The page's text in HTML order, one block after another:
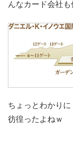
んなカード会社も
ちょっとわかり
彷徨ったよねｗ